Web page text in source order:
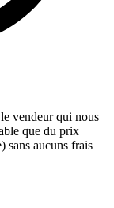
vendeur qui nous
que du prix
sans aucuns frais